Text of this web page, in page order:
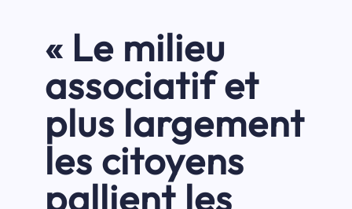
« Le milieu
associatif et
plus largement
les citoyens
pallient les